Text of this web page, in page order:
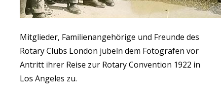
Mitglieder, Familienangehörige und Freunde des
Rotary Clubs London jubeln dem Fotografen vor
Antritt ihrer Reise zur Rotary Convention 1922 in
Los Angeles zu.